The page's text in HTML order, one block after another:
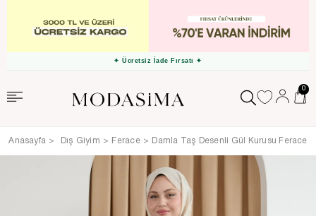
✦ Ücretsiz İade Fırsatı ✦
0
Anasayfa Dış Giyim Ferace Damla Taş Desenli Gül Kurusu Ferace